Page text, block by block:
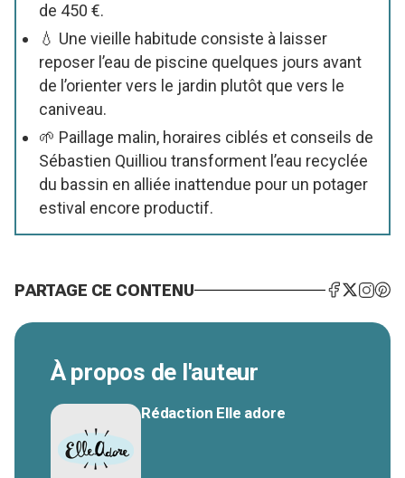
de 450 €.
💧 Une vieille habitude consiste à laisser
reposer l’eau de piscine quelques jours avant
de l’orienter vers le jardin plutôt que vers le
caniveau.
🌱 Paillage malin, horaires ciblés et conseils de
Sébastien Quilliou transforment l’eau recyclée
du bassin en alliée inattendue pour un potager
estival encore productif.
PARTAGE CE CONTENU
À propos de l'auteur
Rédaction Elle adore